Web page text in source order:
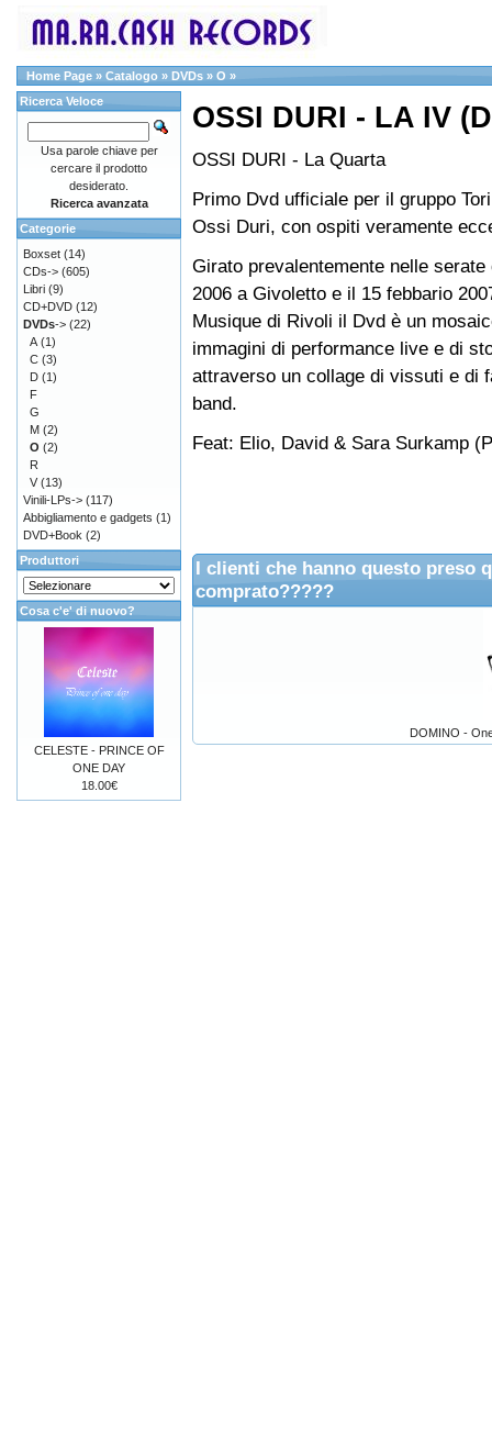
Home Page » Catalogo » DVDs » O »
OSSI DURI - LA IV
OSSI DURI - La Quarta
Primo Dvd ufficiale per il gruppo
Ossi Duri, con ospiti veramente
Girato prevalentemente nelle serate
2006 a Givoletto e il 15 febbario
Musique di Rivoli il Dvd è un
immagini di performance live e di
attraverso un collage di vissuti e di
band.
Feat: Elio, David & Sara Surkamp
I clienti che hanno questo preso
comprato?????
DOMINO -
Ricerca Veloce
Usa parole chiave per
cercare il prodotto
desiderato.
Ricerca avanzata
Categorie
Boxset (14)
CDs-> (605)
Libri (9)
CD+DVD (12)
DVDs-> (22)
A (1)
C (3)
D (1)
F
G
M (2)
O (2)
R
V (13)
Vinili-LPs-> (117)
Abbigliamento e gadgets (1)
DVD+Book (2)
Produttori
Cosa c'e' di nuovo?
CELESTE - PRINCE OF
ONE DAY
18.00€